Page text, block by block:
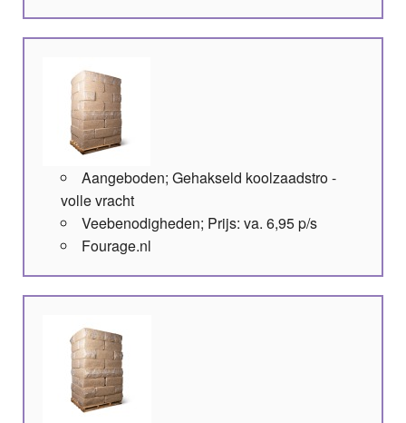
Aangeboden; Gehakseld koolzaadstro -
volle vracht
Veebenodigheden; Prijs: va. 6,95 p/s
Fourage.nl